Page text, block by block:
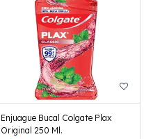
Enjuague Bucal Colgate Plax
Original 250 Ml.